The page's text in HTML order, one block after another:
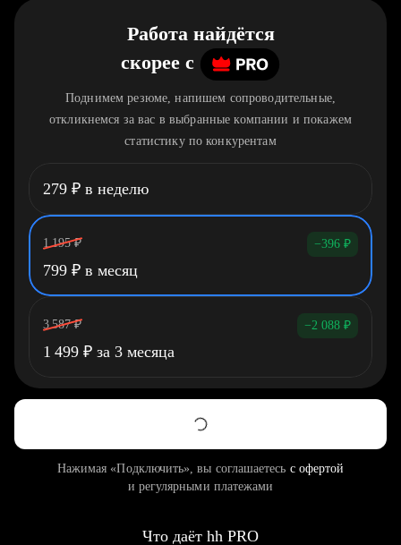
Работа найдётся
скорее c
Поднимем резюме, напишем сопроводительные,
откликнемся за вас в выбранные компании и покажем
статистику по конкурентам
279 ₽ в неделю
1 195 ₽ −396 ₽
799 ₽ в месяц
3 587 ₽ −2 088 ₽
1 499 ₽ за 3 месяца
Нажимая «Подключить», вы соглашаетесь с офертой
и регулярными платежами
Что даёт hh PRO